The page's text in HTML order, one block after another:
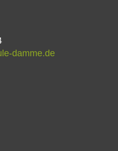
damme.de